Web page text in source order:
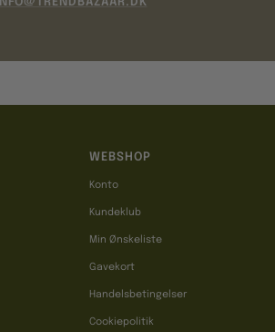
WEBSHOP
Konto
Kundeklub
Min Ønskeliste
Gavekort
Handelsbetingelser
Cookiepolitik